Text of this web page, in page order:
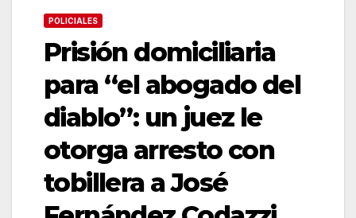
POLICIALES
Prisión domiciliaria
para “el abogado del
diablo”: un juez le
otorga arresto con
tobillera a José